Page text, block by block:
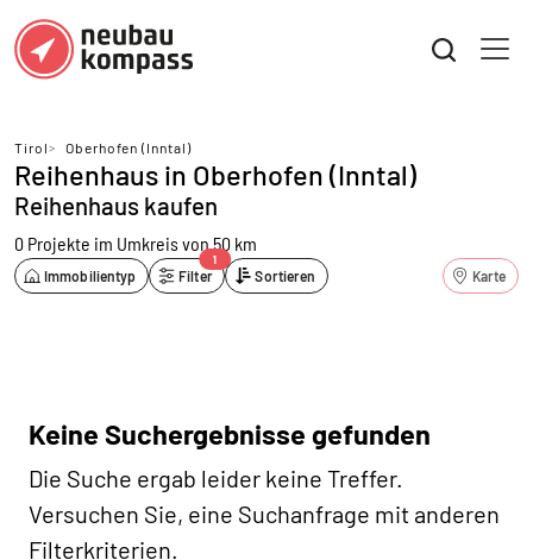
Tirol> Oberhofen (Inntal)
Reihenhaus in Oberhofen (Inntal)
Reihenhaus kaufen
0 Projekte im Umkreis von 50 km
Immobilientyp Filter
1
Sortieren Karte
Keine Suchergebnisse gefunden
Die Suche ergab leider keine Treffer.
Versuchen Sie, eine Suchanfrage mit anderen
Filterkriterien.